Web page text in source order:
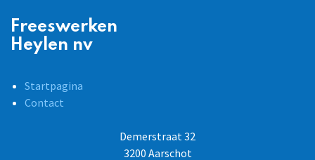
Freeswerken
Heylen nv
Startpagina
Contact
Demerstraat 32
3200 Aarschot